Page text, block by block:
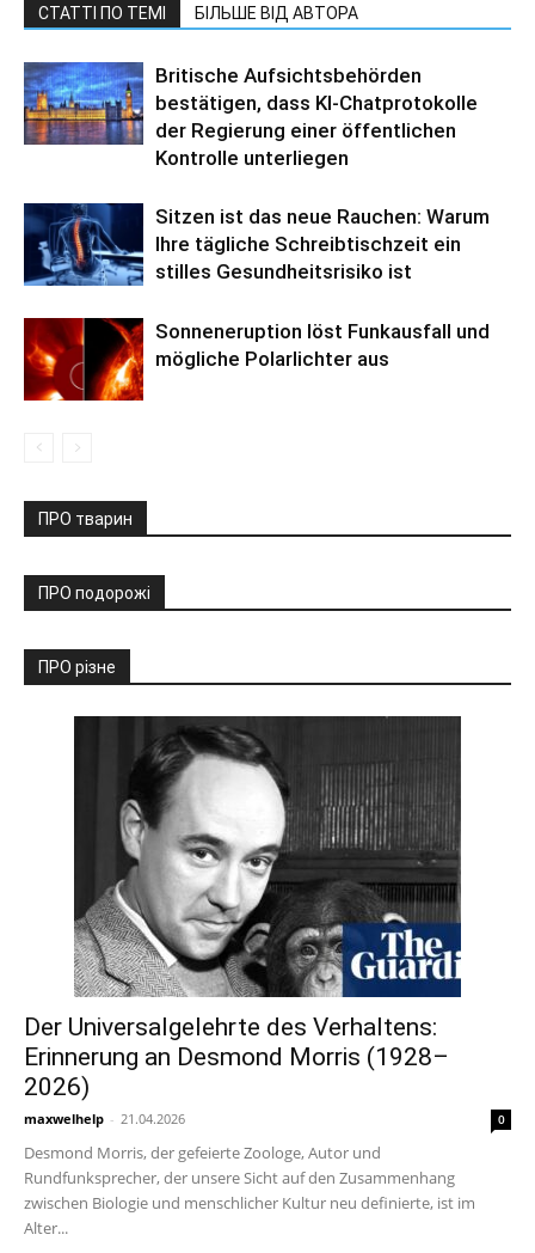
СТАТТІ ПО ТЕМІ БІЛЬШЕ ВІД АВТОРА
Britische Aufsichtsbehörden
bestätigen, dass KI-Chatprotokolle
der Regierung einer öffentlichen
Kontrolle unterliegen
Sitzen ist das neue Rauchen: Warum
Ihre tägliche Schreibtischzeit ein
stilles Gesundheitsrisiko ist
Sonneneruption löst Funkausfall und
mögliche Polarlichter aus
ПРО тварин
ПРО подорожі
ПРО різне
Der Universalgelehrte des Verhaltens:
Erinnerung an Desmond Morris (1928–
2026)
maxwelhelp - 21.04.2026 0
Desmond Morris, der gefeierte Zoologe, Autor und
Rundfunksprecher, der unsere Sicht auf den Zusammenhang
zwischen Biologie und menschlicher Kultur neu definierte, ist im
Alter...